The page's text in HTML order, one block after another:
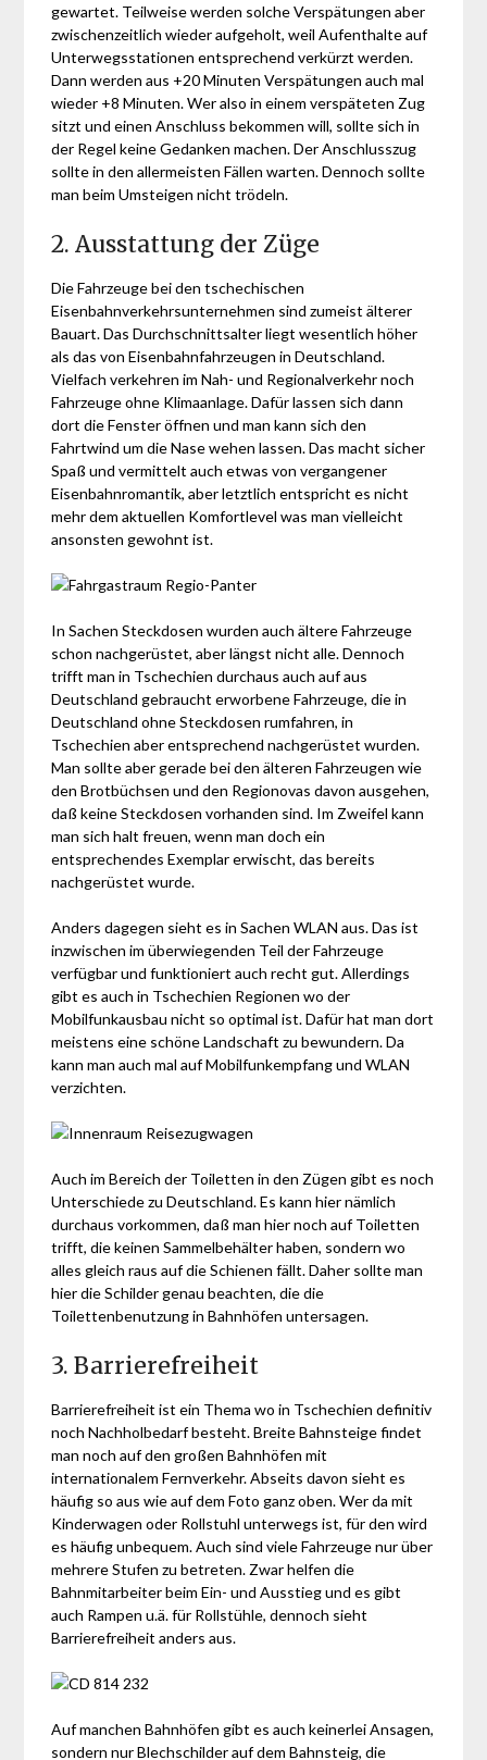
gewartet. Teilweise werden solche Verspätungen aber
zwischenzeitlich wieder aufgeholt, weil Aufenthalte auf
Unterwegsstationen entsprechend verkürzt werden.
Dann werden aus +20 Minuten Verspätungen auch mal
wieder +8 Minuten. Wer also in einem verspäteten Zug
sitzt und einen Anschluss bekommen will, sollte sich in
der Regel keine Gedanken machen. Der Anschlusszug
sollte in den allermeisten Fällen warten. Dennoch sollte
man beim Umsteigen nicht trödeln.
2. Ausstattung der Züge
Die Fahrzeuge bei den tschechischen
Eisenbahnverkehrsunternehmen sind zumeist älterer
Bauart. Das Durchschnittsalter liegt wesentlich höher
als das von Eisenbahnfahrzeugen in Deutschland.
Vielfach verkehren im Nah- und Regionalverkehr noch
Fahrzeuge ohne Klimaanlage. Dafür lassen sich dann
dort die Fenster öffnen und man kann sich den
Fahrtwind um die Nase wehen lassen. Das macht sicher
Spaß und vermittelt auch etwas von vergangener
Eisenbahnromantik, aber letztlich entspricht es nicht
mehr dem aktuellen Komfortlevel was man vielleicht
ansonsten gewohnt ist.
In Sachen Steckdosen wurden auch ältere Fahrzeuge
schon nachgerüstet, aber längst nicht alle. Dennoch
trifft man in Tschechien durchaus auch auf aus
Deutschland gebraucht erworbene Fahrzeuge, die in
Deutschland ohne Steckdosen rumfahren, in
Tschechien aber entsprechend nachgerüstet wurden.
Man sollte aber gerade bei den älteren Fahrzeugen wie
den Brotbüchsen und den Regionovas davon ausgehen,
daß keine Steckdosen vorhanden sind. Im Zweifel kann
man sich halt freuen, wenn man doch ein
entsprechendes Exemplar erwischt, das bereits
nachgerüstet wurde.
Anders dagegen sieht es in Sachen WLAN aus. Das ist
inzwischen im überwiegenden Teil der Fahrzeuge
verfügbar und funktioniert auch recht gut. Allerdings
gibt es auch in Tschechien Regionen wo der
Mobilfunkausbau nicht so optimal ist. Dafür hat man dort
meistens eine schöne Landschaft zu bewundern. Da
kann man auch mal auf Mobilfunkempfang und WLAN
verzichten.
Auch im Bereich der Toiletten in den Zügen gibt es noch
Unterschiede zu Deutschland. Es kann hier nämlich
durchaus vorkommen, daß man hier noch auf Toiletten
trifft, die keinen Sammelbehälter haben, sondern wo
alles gleich raus auf die Schienen fällt. Daher sollte man
hier die Schilder genau beachten, die die
Toilettenbenutzung in Bahnhöfen untersagen.
3. Barrierefreiheit
Barrierefreiheit ist ein Thema wo in Tschechien definitiv
noch Nachholbedarf besteht. Breite Bahnsteige findet
man noch auf den großen Bahnhöfen mit
internationalem Fernverkehr. Abseits davon sieht es
häufig so aus wie auf dem Foto ganz oben. Wer da mit
Kinderwagen oder Rollstuhl unterwegs ist, für den wird
es häufig unbequem. Auch sind viele Fahrzeuge nur über
mehrere Stufen zu betreten. Zwar helfen die
Bahnmitarbeiter beim Ein- und Ausstieg und es gibt
auch Rampen u.ä. für Rollstühle, dennoch sieht
Barrierefreiheit anders aus.
Auf manchen Bahnhöfen gibt es auch keinerlei Ansagen,
sondern nur Blechschilder auf dem Bahnsteig, die